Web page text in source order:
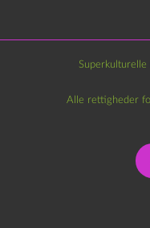
Alle rettigheder